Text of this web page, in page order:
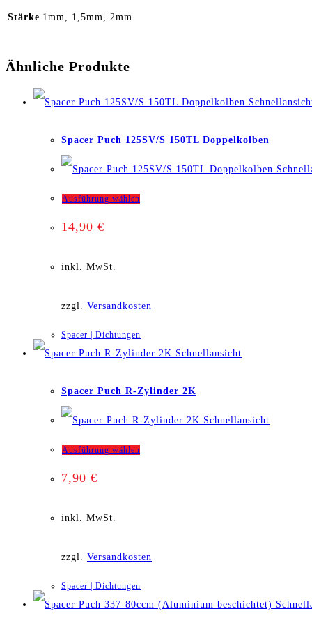
Stärke 1mm, 1,5mm, 2mm
Ähnliche Produkte
Spacer Puch 125SV/S 150TL Doppelkolben
Ausführung wählen
14,90 €
inkl. MwSt.
zzgl. Versandkosten
Spacer | Dichtungen
Schnellansicht
Spacer Puch R-Zylinder 2K
Schnellansicht
Ausführung wählen
7,90 €
inkl. MwSt.
zzgl. Versandkosten
Spacer | Dichtungen